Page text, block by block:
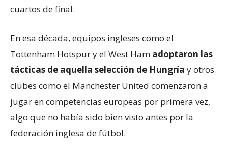
cuartos de final.
En esa década, equipos ingleses como el
Tottenham Hotspur y el West Ham adoptaron las
tácticas de aquella selección de Hungría y otros
clubes como el Manchester United comenzaron a
jugar en competencias europeas por primera vez,
algo que no había sido bien visto antes por la
federación inglesa de fútbol.